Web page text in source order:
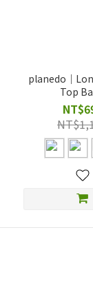
planedo｜
Top